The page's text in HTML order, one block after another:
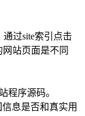
过site索引点击
站页面是不同
程序源码。
息是否和真实用